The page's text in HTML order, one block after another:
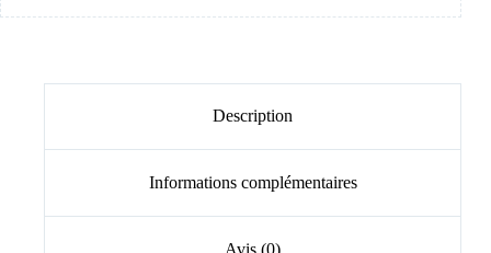
Description
Informations complémentaires
Avis (0)